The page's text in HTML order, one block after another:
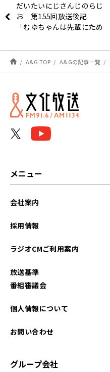
だいたいにじさんじのらじ
お 第155回放送後記
「むゆちゃんは先輩にため
A&G TOP A&Gの記事一覧
メニュー
会社案内
採用情報
ラジオCMご利用案内
放送基準
番組審議会
個人情報について
お問い合わせ
グループ会社